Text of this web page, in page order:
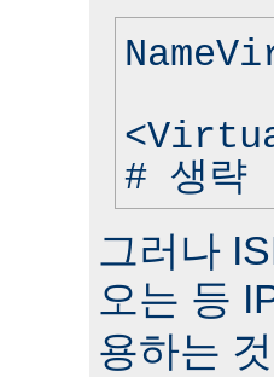
# 생
그러나
오는 등
용하는